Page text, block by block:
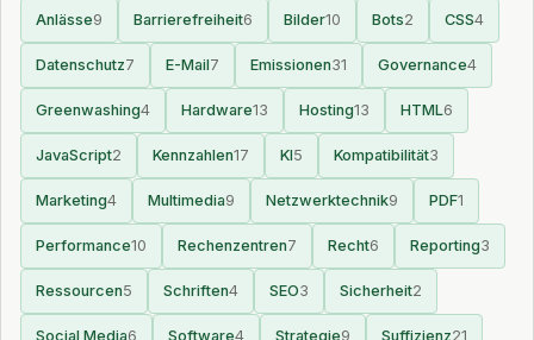
Anlässe9 Barrierefreiheit6 Bilder10 Bots2 CSS4
Datenschutz7 E-Mail7 Emissionen31 Governance4
Greenwashing4 Hardware13 Hosting13 HTML6
JavaScript2 Kennzahlen17 KI5 Kompatibilität3
Marketing4 Multimedia9 Netzwerktechnik9 PDF1
Performance10 Rechenzentren7 Recht6 Reporting3
Ressourcen5 Schriften4 SEO3 Sicherheit2
Social Media6 Software4 Strategie9 Suffizienz21